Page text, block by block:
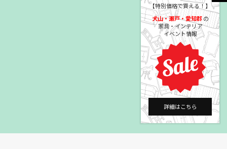
【特別価格で買える！】
犬山・瀬戸・愛知郡の
家具・インテリア
イベント情報
詳細はこちら